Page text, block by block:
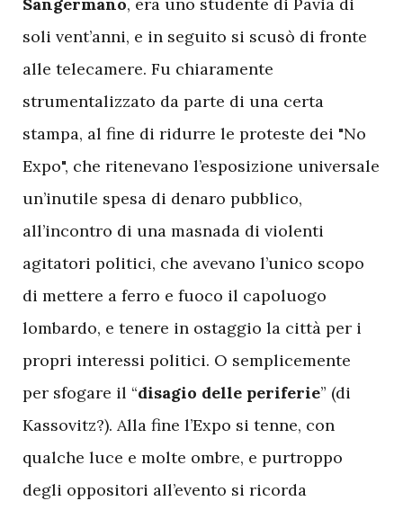
Sangermano, era uno studente di Pavia di
soli vent’anni, e in seguito si scusò di fronte
alle telecamere. Fu chiaramente
strumentalizzato da parte di una certa
stampa, al fine di ridurre le proteste dei "No
Expo", che ritenevano l’esposizione universale
un’inutile spesa di denaro pubblico,
all’incontro di una masnada di violenti
agitatori politici, che avevano l’unico scopo
di mettere a ferro e fuoco il capoluogo
lombardo, e tenere in ostaggio la città per i
propri interessi politici. O semplicemente
per sfogare il “disagio delle periferie” (di
Kassovitz?). Alla fine l’Expo si tenne, con
qualche luce e molte ombre, e purtroppo
degli oppositori all’evento si ricorda